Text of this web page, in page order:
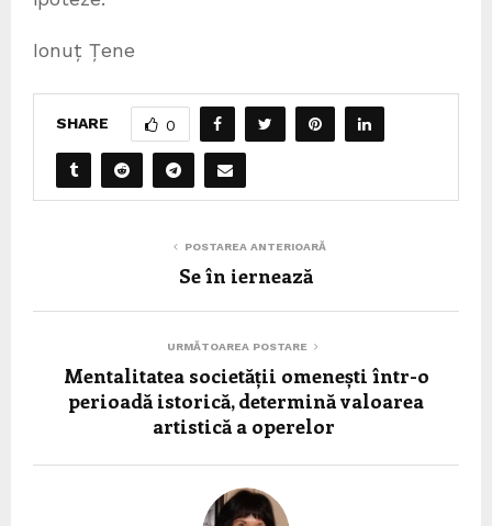
Ionuț Țene
SHARE 0
POSTAREA ANTERIOARĂ
Se în iernează
URMĂTOAREA POSTARE
Mentalitatea societății omenești într-o
perioadă istorică, determină valoarea
artistică a operelor